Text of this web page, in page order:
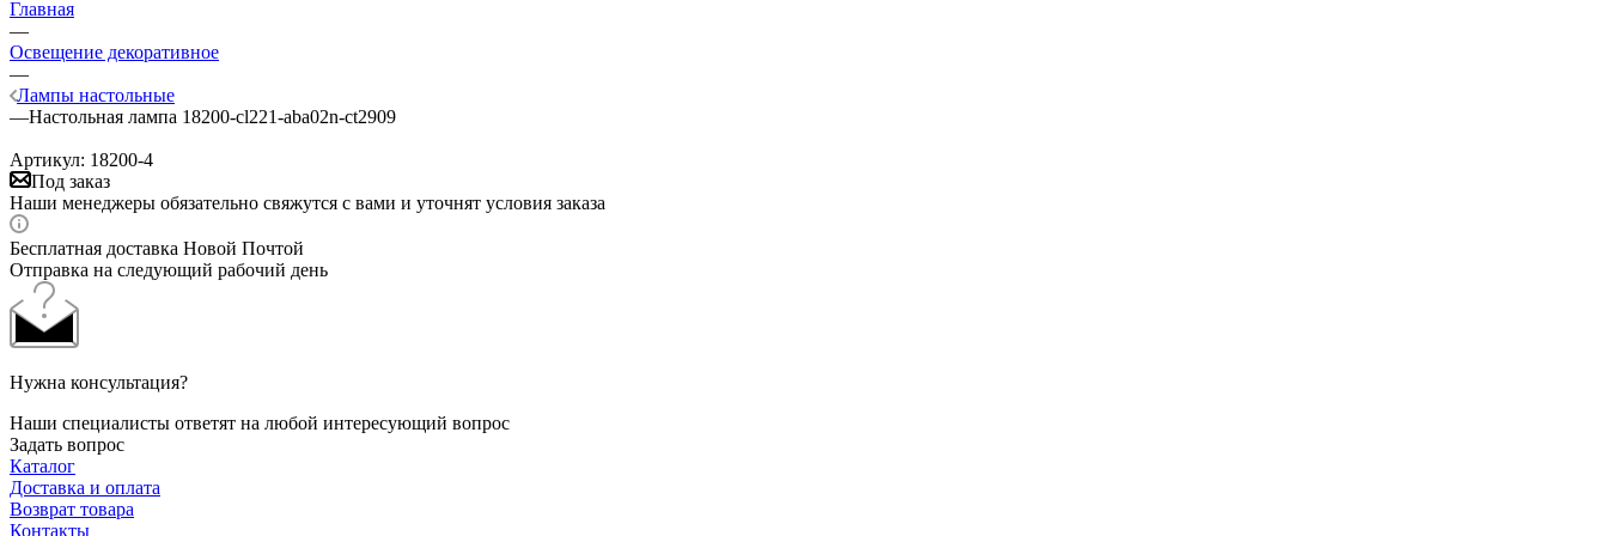
Главная
—
Освещение декоративное
—
Лампы настольные
—Настольная лампа 18200-cl221-aba02n-ct2909
Артикул: 18200-4
Под заказ
Наши менеджеры обязательно свяжутся с вами и уточнят условия заказа
Бесплатная доставка Новой Почтой
Отправка на следующий рабочий день
Нужна консультация?
Наши специалисты ответят на любой интересующий вопрос
Задать вопрос
Каталог
Доставка и оплата
Возврат товара
Контакты